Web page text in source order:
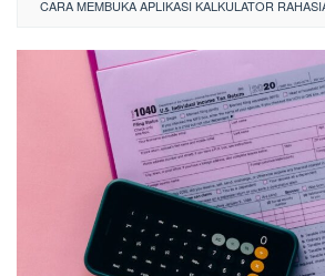
CARA MEMBUKA APLIKASI KALKULATOR